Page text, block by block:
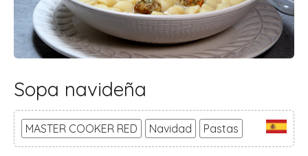
Sopa navideña
MASTER COOKER RED Navidad Pastas